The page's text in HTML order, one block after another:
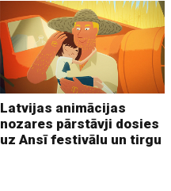
Latvijas animācijas
nozares pārstāvji dosies
uz Ansī festivālu un tirgu